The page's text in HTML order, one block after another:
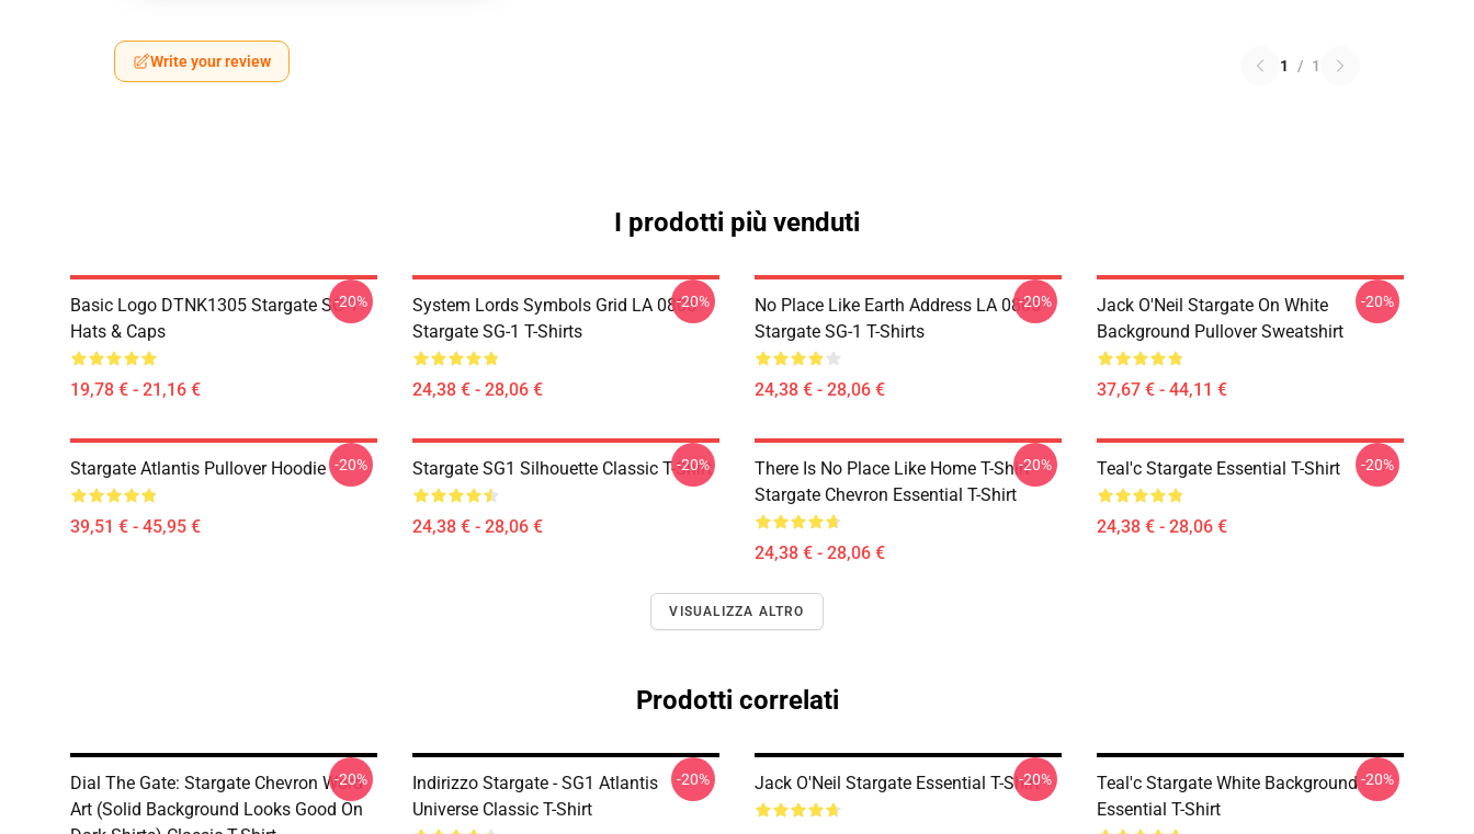
Write your review 1 / 1
I prodotti più venduti
Basic Logo DTNK1305 Stargate SG-1
Hats & Caps
19,78 € - 21,16 €
-20%
System Lords Symbols Grid LA 0805
Stargate SG-1 T-Shirts
24,38 € - 28,06 €
-20%
No Place Like Earth Address LA 0805
Stargate SG-1 T-Shirts
24,38 € - 28,06 €
-20%
Jack O'Neil Stargate On White
Background Pullover Sweatshirt
37,67 € - 44,11 €
-20%
Stargate Atlantis Pullover Hoodie
39,51 € - 45,95 €
-20% Stargate SG1 Silhouette Classic T-Shirt
24,38 € - 28,06 €
-20%
There Is No Place Like Home T-Shirt
Stargate Chevron Essential T-Shirt
24,38 € - 28,06 €
-20% Teal'c Stargate Essential T-Shirt
24,38 € - 28,06 €
-20%
VISUALIZZA ALTRO
Prodotti correlati
Dial The Gate: Stargate Chevron Word
Art (solid Background Looks Good On
-20%
Indirizzo Stargate - SG1 Atlantis
Universe Classic T-Shirt
-20% Jack O'Neil Stargate Essential T-Shirt
-20%
Teal'c Stargate White Background
Essential T-Shirt
-20%